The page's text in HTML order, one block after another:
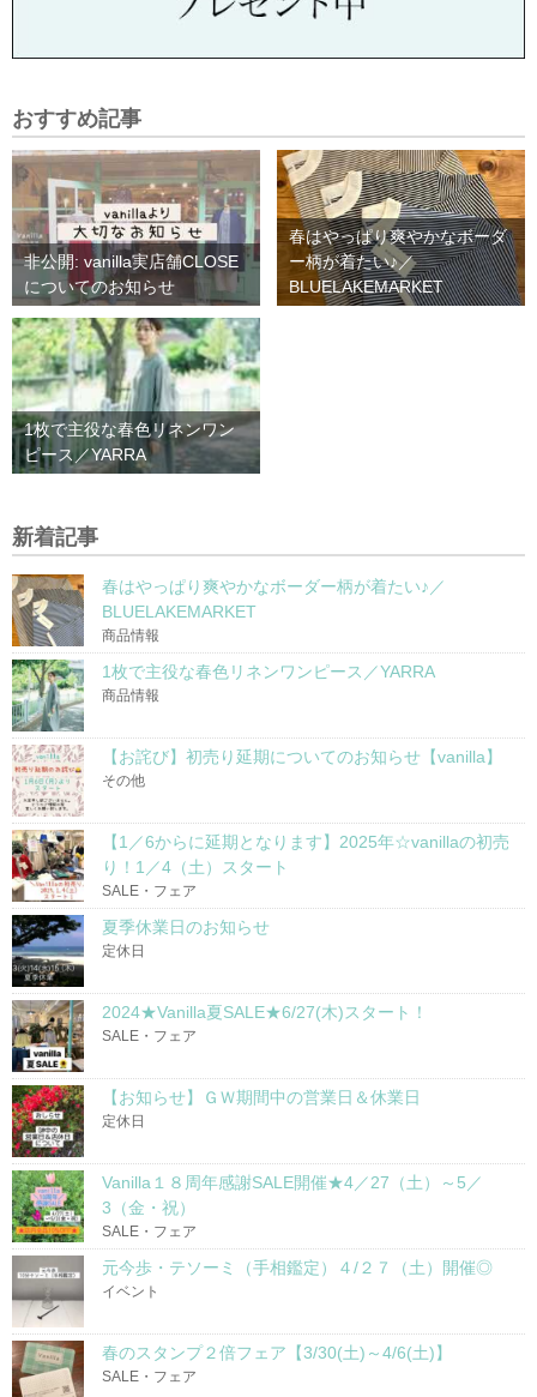
おすすめ記事
非公開: vanilla実店舗CLOSE
についてのお知らせ
春はやっぱり爽やかなボーダ
ー柄が着たい♪／
BLUELAKEMARKET
1枚で主役な春色リネンワン
ピース／YARRA
新着記事
春はやっぱり爽やかなボーダー柄が着たい♪／
BLUELAKEMARKET
商品情報
1枚で主役な春色リネンワンピース／YARRA
商品情報
【お詫び】初売り延期についてのお知らせ【vanilla】
その他
【1／6からに延期となります】2025年☆vanillaの初売
り！1／4（土）スタート
SALE・フェア
夏季休業日のお知らせ
定休日
2024★Vanilla夏SALE★6/27(木)スタート！
SALE・フェア
【お知らせ】ＧＷ期間中の営業日＆休業日
定休日
Vanilla１８周年感謝SALE開催★4／27（土）～5／
3（金・祝）
SALE・フェア
元今歩・テソーミ（手相鑑定）４/２７（土）開催◎
イベント
春のスタンプ２倍フェア【3/30(土)～4/6(土)】
SALE・フェア